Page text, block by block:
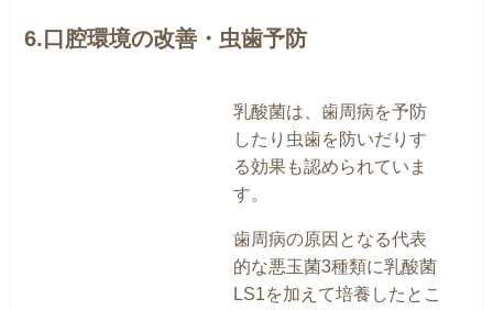
6.口腔環境の改善・虫歯予防
乳酸菌は、歯周病を予防
したり虫歯を防いだりす
る効果も認められていま
す。
歯周病の原因となる代表
的な悪玉菌3種類に乳酸菌
LS1を加えて培養したとこ